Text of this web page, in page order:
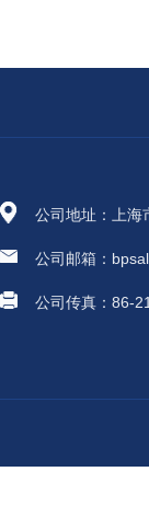
公司地址：上海
公司邮箱：
公司传真：86-